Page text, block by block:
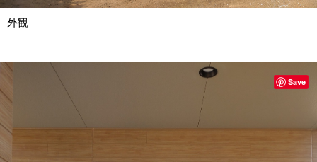
外観
Save